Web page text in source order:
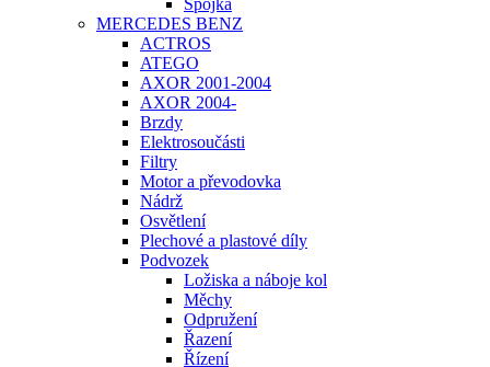
Spojka
MERCEDES BENZ
ACTROS
ATEGO
AXOR 2001-2004
AXOR 2004-
Brzdy
Elektrosoučásti
Filtry
Motor a převodovka
Nádrž
Osvětlení
Plechové a plastové díly
Podvozek
Ložiska a náboje kol
Měchy
Odpružení
Řazení
Řízení